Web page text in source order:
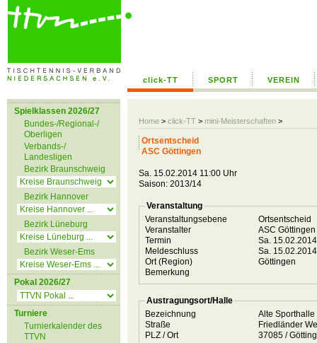
click-TT SPORT VEREIN
Home > click-TT > mini-Meisterschaften >
Spielklassen 2026/27
Bundes-/Regional-/
Oberligen
Verbands-/
Landesligen
Bezirk Braunschweig
Bezirk Hannover
Bezirk Lüneburg
Bezirk Weser-Ems
Pokal 2026/27
Turniere
Turnierkalender des
TTVN
Ortsentscheid
ASC Göttingen
Sa. 15.02.2014 11:00 Uhr
Saison: 2013/14
Veranstaltung
Veranstaltungsebene
Ortsentscheid
Veranstalter
ASC Göttingen
Termin
Sa.
Meldeschluss
Sa.
Ort (Region)
Göttingen
Bemerkung
Austragungsort/Halle
Bezeichnung
Alte
Straße
Friedländer
PLZ / Ort
37085 /